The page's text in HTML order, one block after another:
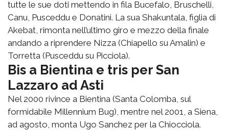
tutte le sue doti mettendo in fila Bucefalo, Bruschelli,
Canu, Pusceddu e Donatini. La sua Shakuntala, figlia di
Akebat, rimonta nell’ultimo giro e mezzo della finale
andando a riprendere Nizza (Chiapello su Amalin) e
Torretta (Pusceddu su Picciola).
Bis a Bientina e tris per San
Lazzaro ad Asti
Nel 2000 rivince a Bientina (Santa Colomba, sul
formidabile Millennium Bug), mentre nel 2001, a Siena,
ad agosto, monta Ugo Sanchez per la Chiocciola.